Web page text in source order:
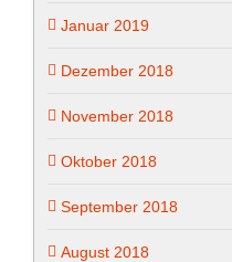
Januar 2019
Dezember 2018
November 2018
Oktober 2018
September 2018
August 2018